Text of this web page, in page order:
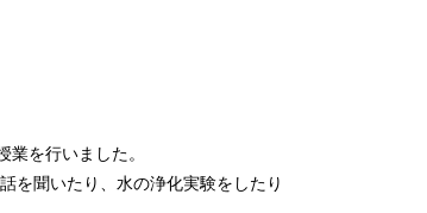
を行いました。
を聞いたり、水の浄化実験をしたり